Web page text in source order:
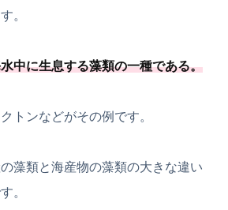
。
中に生息する藻類の一種である。
トンなどがその例です。
藻類と海産物の藻類の大きな違い
。